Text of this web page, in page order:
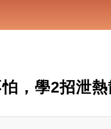
，學2招泄